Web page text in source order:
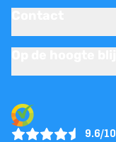
9.6/10